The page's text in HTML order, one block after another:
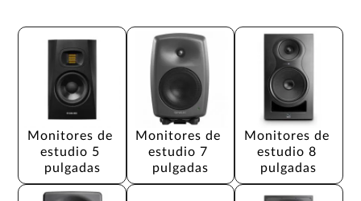
Monitores de
estudio 5
pulgadas
Monitores de
estudio 7
pulgadas
Monitores de
estudio 8
pulgadas